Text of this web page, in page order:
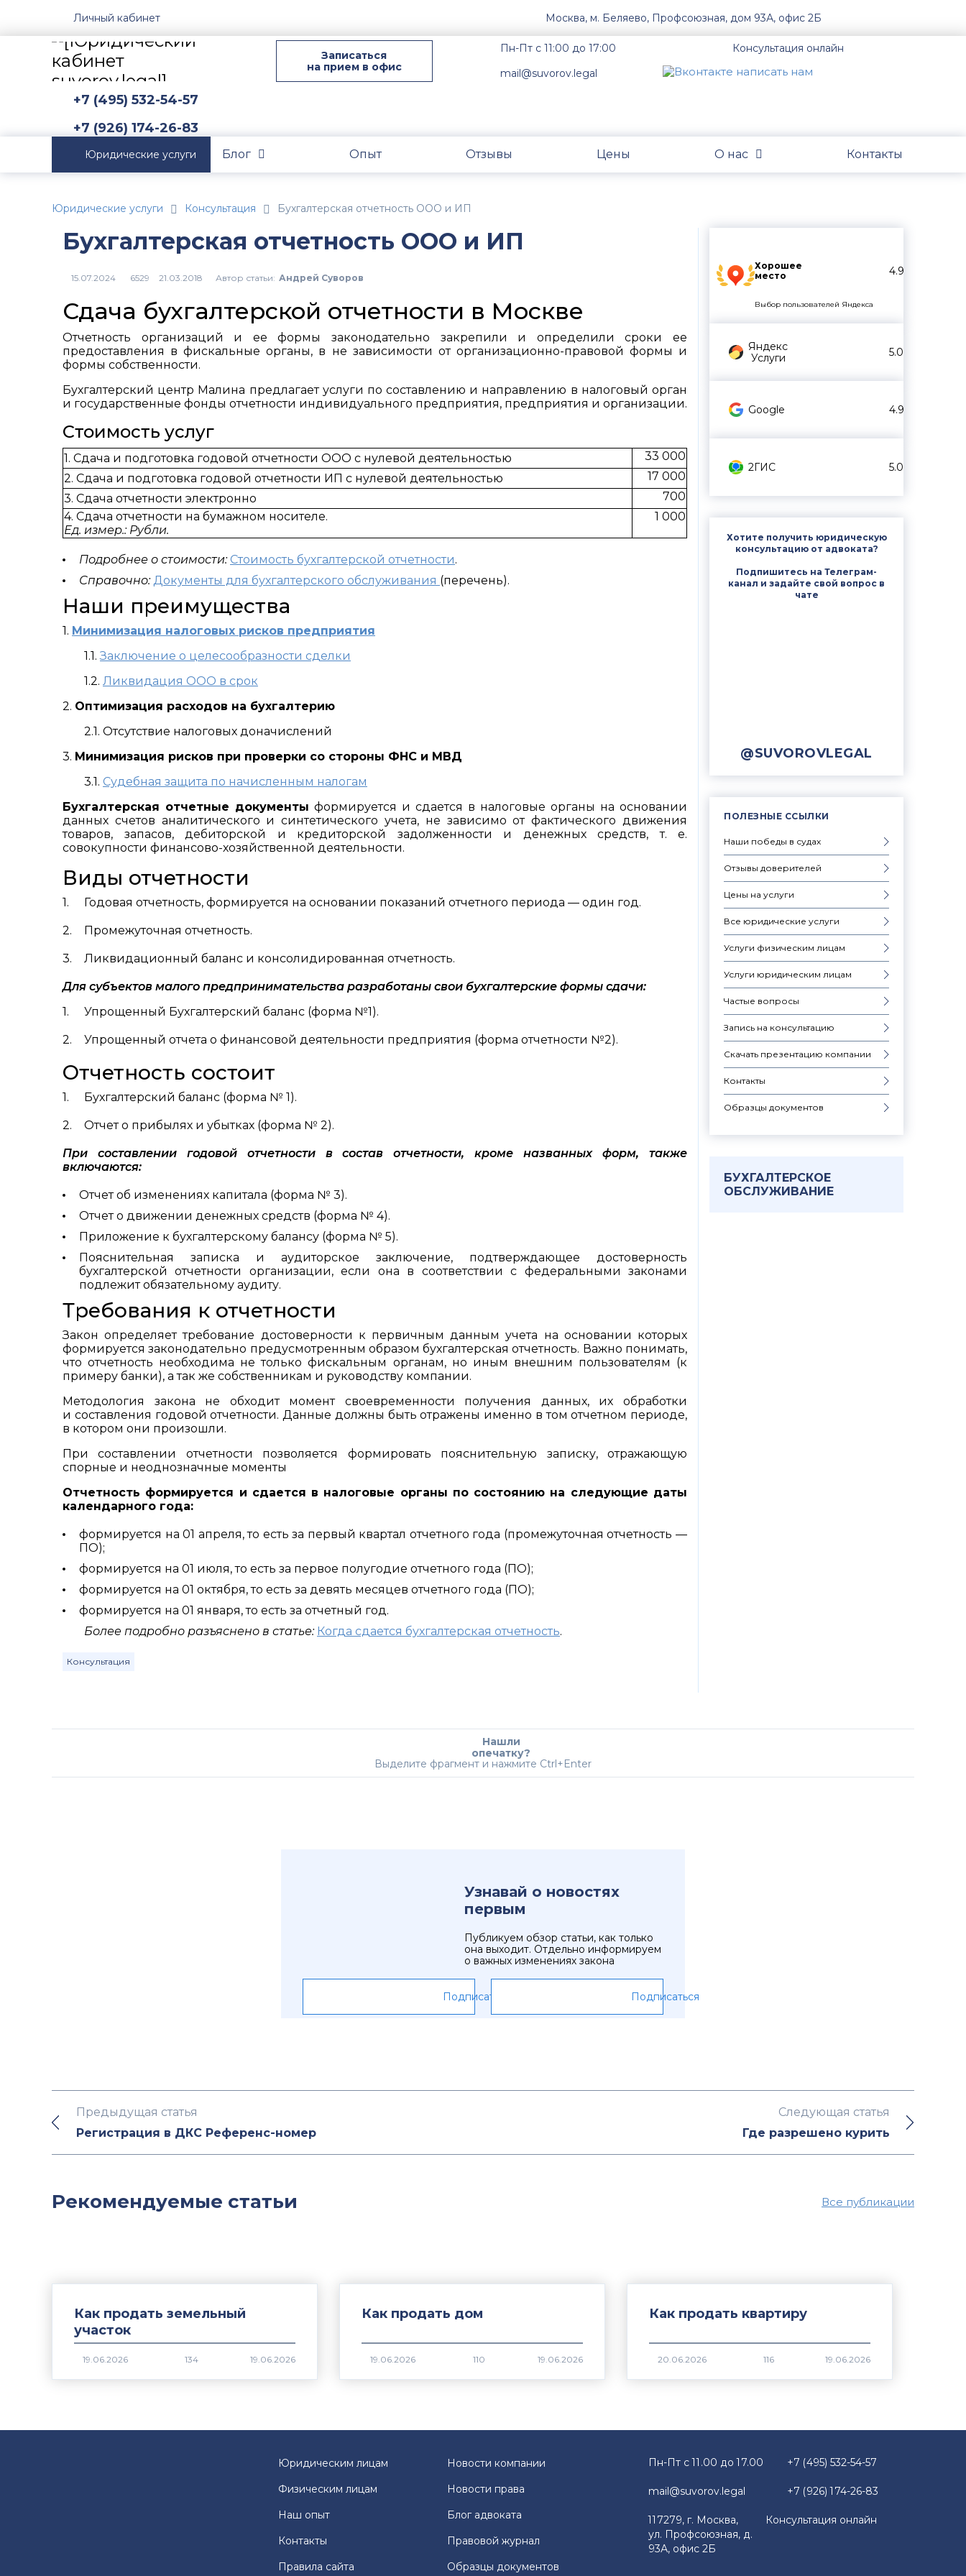
Личный кабинет Москва, м. Беляево, Профсоюзная, дом 93А, офис 2Б
Записаться
на прием в офис
Пн-Пт с 11:00 до 17:00
mail@suvorov.legal
Консультация онлайн
+7 (495) 532-54-57
+7 (926) 174-26-83
Юридические услуги Блог Опыт Отзывы Цены О нас Контакты
Юридические услуги Консультация Бухгалтерская отчетность ООО и ИП
Хорошее
место
4.9
Выбор пользователей Яндекса
Яндекс
Услуги
5.0
Google 4.9
2ГИС 5.0
Хотите получить юридическую
консультацию от адвоката?
Подпишитесь на Телеграм-
канал и задайте свой вопрос в
чате
@SUVOROVLEGAL
ПОЛЕЗНЫЕ ССЫЛКИ
Наши победы в судах
Отзывы доверителей
Цены на услуги
Все юридические услуги
Услуги физическим лицам
Услуги юридическим лицам
Частые вопросы
Запись на консультацию
Скачать презентацию компании
Контакты
Образцы документов
БУХГАЛТЕРСКОЕ
ОБСЛУЖИВАНИЕ
Бухгалтерская отчетность ООО и ИП
6529 Автор статьи: Андрей Суворов
Сдача бухгалтерской отчетности в Москве
Отчетность организаций и ее формы законодательно закрепили и определили сроки ее
предоставления в фискальные органы, в не зависимости от организационно-правовой формы и
формы собственности.
Бухгалтерский центр Малина предлагает услуги по составлению и направлению в налоговый орган
и государственные фонды отчетности индивидуального предприятия, предприятия и организации.
Стоимость услуг
1. Сдача и подготовка годовой отчетности ООО с нулевой деятельностью
33 000
2. Сдача и подготовка годовой отчетности ИП с нулевой деятельностью
17 000
3. Сдача отчетности электронно
700
4. Сдача отчетности на бумажном носителе.
Ед. измер.: Рубли.
1 000
Подробнее о стоимости: Стоимость бухгалтерской отчетности.
Справочно: Документы для бухгалтерского обслуживания (перечень).
Наши преимущества
1. Минимизация налоговых рисков предприятия
1.1.Заключение о целесообразности сделки
1.2. Ликвидация ООО в срок
2. Оптимизация расходов на бухгалтерию
2.1. Отсутствие налоговых доначислений
3. Минимизация рисков при проверки со стороны ФНС и МВД
3.1. Судебная защита по начисленным налогам
Бухгалтерская отчетные документы формируется и сдается в налоговые органы на основании
данных счетов аналитического и синтетического учета, не зависимо от фактического движения
товаров, запасов, дебиторской и кредиторской задолженности и денежных средств, т. е.
совокупности финансово-хозяйственной деятельности.
Виды отчетности
Годовая отчетность, формируется на основании показаний отчетного периода — один год.
Промежуточная отчетность.
Ликвидационный баланс и консолидированная отчетность.
Для субъектов малого предпринимательства разработаны свои бухгалтерские формы сдачи:
Упрощенный Бухгалтерский баланс (форма №1).
Упрощенный отчета о финансовой деятельности предприятия (форма отчетности №2).
Отчетность состоит
Бухгалтерский баланс (форма № 1).
Отчет о прибылях и убытках (форма № 2).
При составлении годовой отчетности в состав отчетности, кроме названных форм, также
включаются:
Отчет об изменениях капитала (форма № 3).
Отчет о движении денежных средств (форма № 4).
Приложение к бухгалтерскому балансу (форма № 5).
Пояснительная записка и аудиторское заключение, подтверждающее достоверность
бухгалтерской отчетности организации, если она в соответствии с федеральными законами
подлежит обязательному аудиту.
Требования к отчетности
Закон определяет требование достоверности к первичным данным учета на основании которых
формируется законодательно предусмотренным образом бухгалтерская отчетность. Важно понимать,
что отчетность необходима не только фискальным органам, но иным внешним пользователям (к
примеру банки), а так же собственникам и руководству компании.
Методология закона не обходит момент своевременности получения данных, их обработки
и составления годовой отчетности. Данные должны быть отражены именно в том отчетном периоде,
в котором они произошли.
При составлении отчетности позволяется формировать пояснительную записку, отражающую
спорные и неоднозначные моменты
Отчетность формируется и сдается в налоговые органы по состоянию на следующие даты
календарного года:
формируется на 01 апреля, то есть за первый квартал отчетного года (промежуточная отчетность —
ПО);
формируется на 01 июля, то есть за первое полугодие отчетного года (ПО);
формируется на 01 октября, то есть за девять месяцев отчетного года (ПО);
формируется на 01 января, то есть за отчетный год.
Более подробно разъяснено в статье: Когда сдается бухгалтерская отчетность.
Консультация
Нашли
опечатку?
Выделите фрагмент и нажмите Ctrl+Enter
Узнавай о новостях
первым
Публикуем обзор статьи, как только
она выходит. Отдельно информируем
о важных изменениях закона
Подписаться Подписаться
Предыдущая статья
Регистрация в ДКС Референс-номер
Следующая статья
Где разрешено курить
Все публикации
Рекомендуемые статьи
Как продать земельный
участок
134
Как продать дом
110
Как продать квартиру
116
Юридическим лицам
Новости компании
Физическим лицам
Новости права
Наш опыт
Блог адвоката
Контакты
Правовой журнал
Правила сайта
Образцы документов
Пн-Пт с 11.00 до 17.00
mail@suvorov.legal
117279, г. Москва,
ул. Профсоюзная, д.
93А, офис 2Б
+7 (495) 532-54-57
+7 (926) 174-26-83
Консультация онлайн